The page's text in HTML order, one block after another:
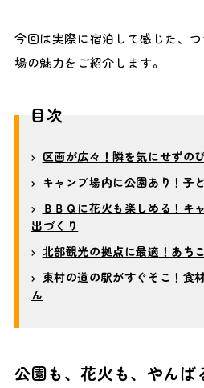
今回は実際に宿泊して感じた、
場の魅力をご紹介します。
目次
区画が広々！隣を気にせずの
キャンプ場内に公園あり！子
ＢＢＱに花火も楽しめる！キ
出づくり
北部観光の拠点に最適！あち
東村の道の駅がすぐそこ！食
ん
公園も、花火も、やんば